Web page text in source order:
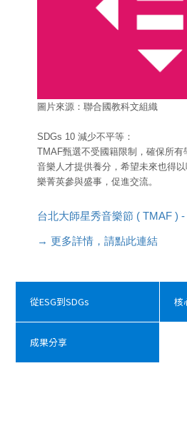
圖片來源：聯合國教科文組織
SDGs 10 減少不平等：
TMAF甄選不受國籍限制，確保所有
音樂人才提供養分，希望未來也得
樂菁英參與盛事，促進交流。
台北大師星秀音樂節 ( TMAF )
→ 更多詳情，請點此連結
從ESG到SDGs 核
成果分享